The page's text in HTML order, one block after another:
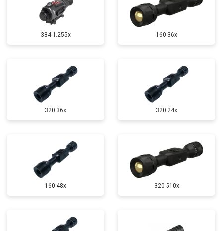
384 1.255х 160 36x
320 36x 320 24x
160 48x 320 510x